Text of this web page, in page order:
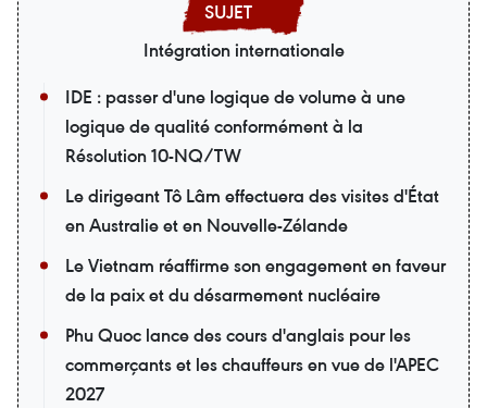
Intégration internationale
IDE : passer d'une logique de volume à une
logique de qualité conformément à la
Résolution 10-NQ/TW
Le dirigeant Tô Lâm effectuera des visites d'État
en Australie et en Nouvelle-Zélande
Le Vietnam réaffirme son engagement en faveur
de la paix et du désarmement nucléaire
Phu Quoc lance des cours d'anglais pour les
commerçants et les chauffeurs en vue de l'APEC
2027